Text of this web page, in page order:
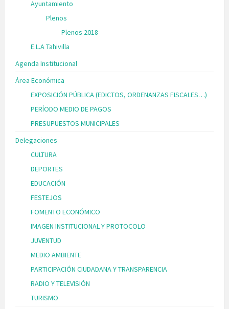
Ayuntamiento
Plenos
Plenos 2018
E.L.A Tahivilla
Agenda Institucional
Área Económica
EXPOSICIÓN PÚBLICA (EDICTOS, ORDENANZAS FISCALES…)
PERÍODO MEDIO DE PAGOS
PRESUPUESTOS MUNICIPALES
Delegaciones
CULTURA
DEPORTES
EDUCACIÓN
FESTEJOS
FOMENTO ECONÓMICO
IMAGEN INSTITUCIONAL Y PROTOCOLO
JUVENTUD
MEDIO AMBIENTE
PARTICIPACIÓN CIUDADANA Y TRANSPARENCIA
RADIO Y TELEVISIÓN
TURISMO